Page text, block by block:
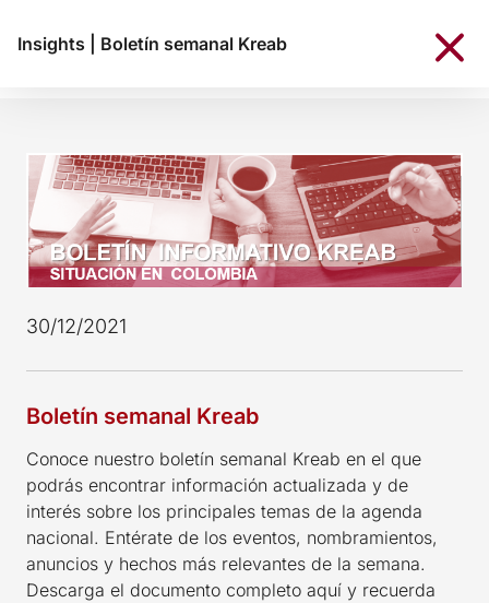
Insights Boletín semanal Kreab
30/12/2021
Boletín semanal Kreab
Conoce nuestro boletín semanal Kreab en el que
podrás encontrar información actualizada y de
interés sobre los principales temas de la agenda
nacional. Entérate de los eventos, nombramientos,
anuncios y hechos más relevantes de la semana.
Descarga el documento completo aquí y recuerda